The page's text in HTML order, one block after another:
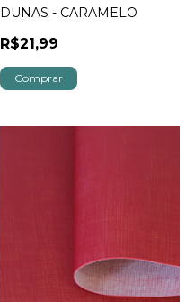
DUNAS - CARAMELO
R$21,99